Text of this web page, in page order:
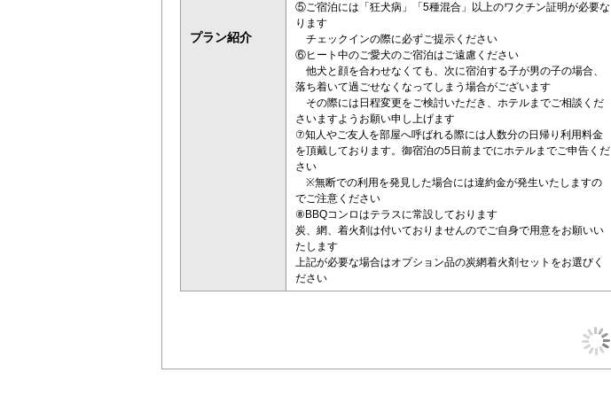
プラン紹介
⑤ご宿泊には「狂犬病」「5種混合」以上のワクチン証明が必要な
ります
チェックインの際に必ずご提示ください
⑥ヒート中のご愛犬のご宿泊はご遠慮ください
他犬と顔を合わせなくても、次に宿泊する子が男の子の場合、
落ち着いて過ごせなくなってしまう場合がございます
その際には日程変更をご検討いただき、ホテルまでご相談くだ
さいますようお願い申し上げます
⑦知人やご友人を部屋へ呼ばれる際には人数分の日帰り利用料金
を頂戴しております。御宿泊の5日前までにホテルまでご申告くだ
さい
※無断での利用を発見した場合には違約金が発生いたしますの
でご注意ください
⑧BBQコンロはテラスに常設しております
炭、網、着火剤は付いておりませんのでご自身で用意をお願いい
たします
上記が必要な場合はオプション品の炭網着火剤セットをお選びく
ださい